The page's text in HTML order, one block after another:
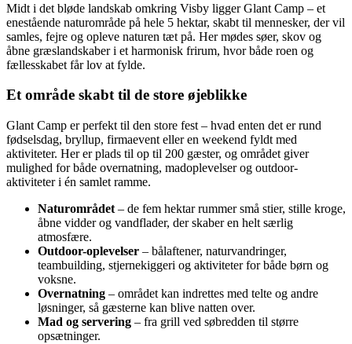
Midt i det bløde landskab omkring Visby ligger Glant Camp – et
enestående naturområde på hele 5 hektar, skabt til mennesker, der vil
samles, fejre og opleve naturen tæt på. Her mødes søer, skov og
åbne græslandskaber i et harmonisk frirum, hvor både roen og
fællesskabet får lov at fylde.
Et område skabt til de store øjeblikke
Glant Camp er perfekt til den store fest – hvad enten det er rund
fødselsdag, bryllup, firmaevent eller en weekend fyldt med
aktiviteter. Her er plads til op til 200 gæster, og området giver
mulighed for både overnatning, madoplevelser og outdoor-
aktiviteter i én samlet ramme.
Naturområdet – de fem hektar rummer små stier, stille kroge,
åbne vidder og vandflader, der skaber en helt særlig
atmosfære.
Outdoor-oplevelser – bålaftener, naturvandringer,
teambuilding, stjernekiggeri og aktiviteter for både børn og
voksne.
Overnatning – området kan indrettes med telte og andre
løsninger, så gæsterne kan blive natten over.
Mad og servering – fra grill ved søbredden til større
opsætninger.